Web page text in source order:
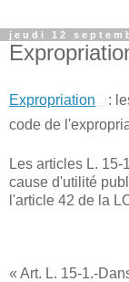
jeudi 12
Expropriation :
code de
Les articles L.
cause d'utilité
l'article 42 de la
« Art. L. 15-1.-